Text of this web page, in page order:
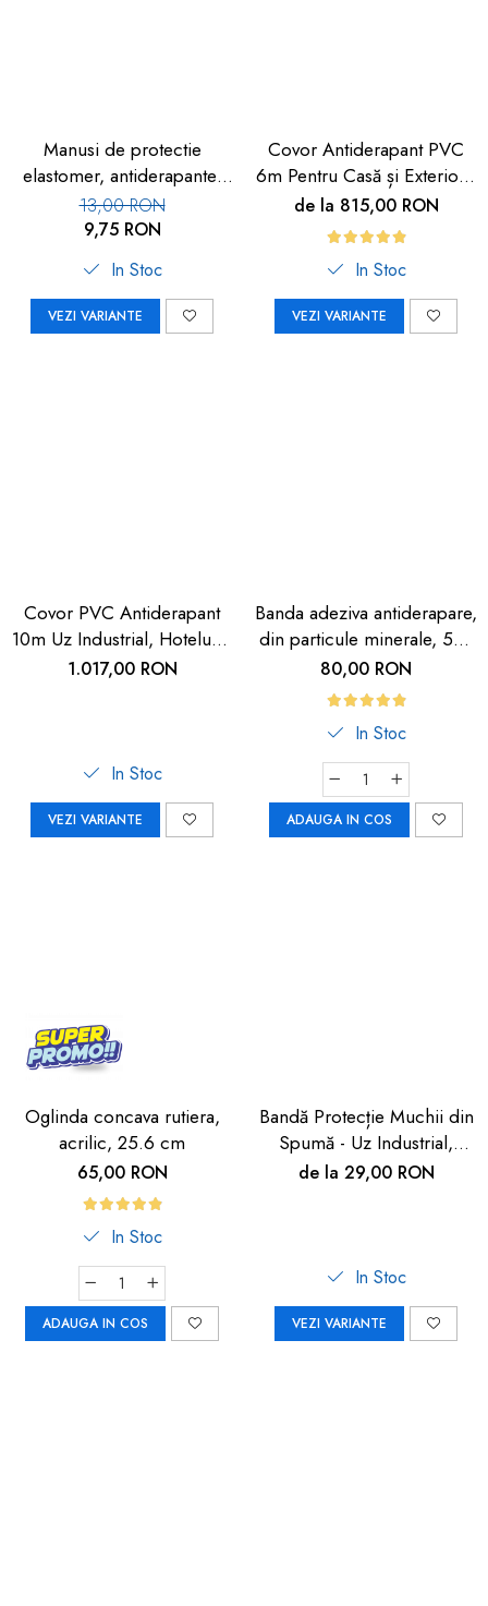
Manusi de protectie
elastomer, antiderapante,
set 100 buc
13,00 RON
9,75 RON
In Stoc
VEZI VARIANTE
Covor Antiderapant PVC
6m Pentru Casă și Exterior |
Carboysafety
de la 815,00 RON
In Stoc
VEZI VARIANTE
Covor PVC Antiderapant
10m Uz Industrial, Hoteluri |
Carboysafety
1.017,00 RON
In Stoc
VEZI VARIANTE
Banda adeziva antiderapare,
din particule minerale, 5m,
neagra cu dunga
fosforescenta
80,00 RON
In Stoc
ADAUGA IN COS
Oglinda concava rutiera,
acrilic, 25.6 cm
65,00 RON
In Stoc
ADAUGA IN COS
Bandă Protecție Muchii din
Spumă - Uz Industrial,
Crem, 90cm | Car Boy
de la 29,00 RON
In Stoc
VEZI VARIANTE